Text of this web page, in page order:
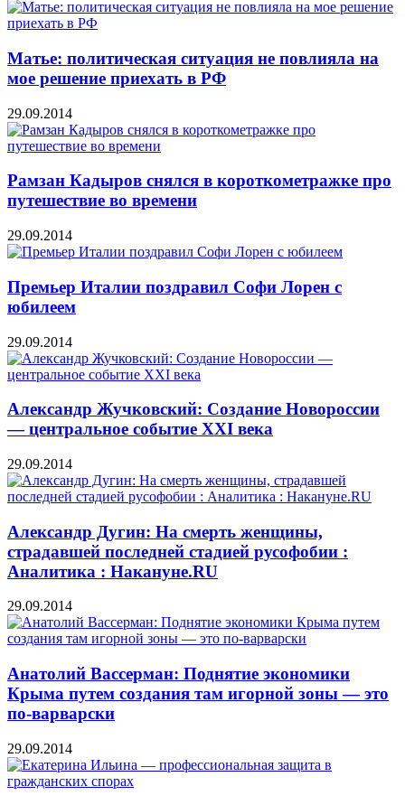
Матье: политическая ситуация не повлияла на
мое решение приехать в РФ
29.09.2014
Рамзан Кадыров снялся в короткометражке про
путешествие во времени
29.09.2014
Премьер Италии поздравил Софи Лорен с
юбилеем
29.09.2014
Александр Жучковский: Создание Новороссии
— центральное событие XXI века
29.09.2014
Александр Дугин: На смерть женщины,
страдавшей последней стадией русофобии :
Аналитика : Накануне.RU
29.09.2014
Анатолий Вассерман: Поднятие экономики
Крыма путем создания там игорной зоны — это
по-варварски
29.09.2014